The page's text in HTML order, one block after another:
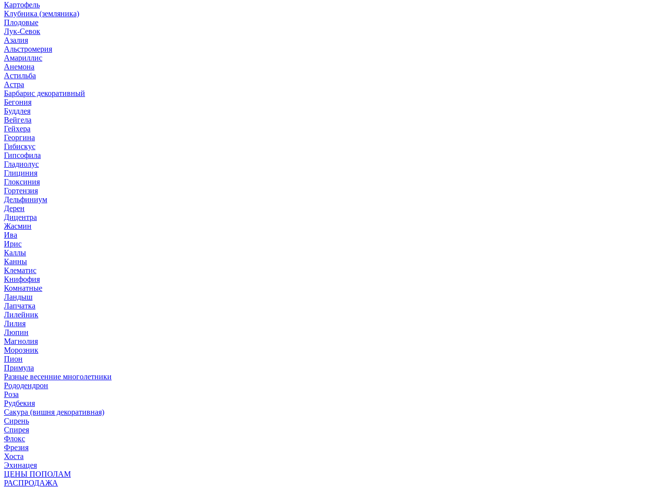
Картофель
Клубника (земляника)
Плодовые
Лук-Севок
Азалия
Альстромерия
Амариллис
Анемона
Астильба
Астра
Барбарис декоративный
Бегония
Буддлея
Вейгела
Гейхера
Георгина
Гибискус
Гипсофила
Гладиолус
Глициния
Глоксиния
Гортензия
Дельфиниум
Дерен
Дицентра
Жасмин
Ива
Ирис
Каллы
Канны
Клематис
Книфофия
Комнатные
Ландыш
Лапчатка
Лилейник
Лилия
Люпин
Магнолия
Морозник
Пион
Примула
Разные весенние многолетники
Рододендрон
Роза
Рудбекия
Сакура (вишня декоративная)
Сирень
Спирея
Флокс
Фрезия
Хоста
Эхинацея
ЦЕНЫ ПОПОЛАМ
РАСПРОДАЖА